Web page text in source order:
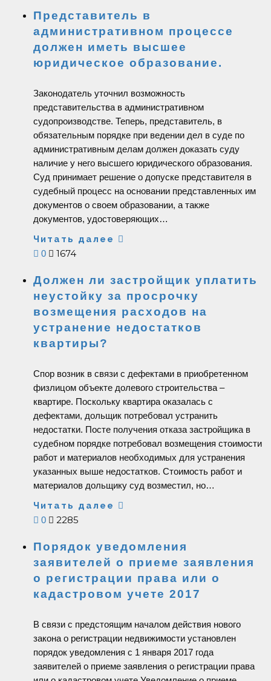
Представитель в
административном процессе
должен иметь высшее
юридическое образование.
Законодатель уточнил возможность
представительства в административном
судопроизводстве. Теперь, представитель, в
обязательным порядке при ведении дел в суде по
административным делам должен доказать суду
наличие у него высшего юридического образования.
Суд принимает решение о допуске представителя в
судебный процесс на основании представленных им
документов о своем образовании, а также
документов, удостоверяющих…
Читать далее
0 1674
Должен ли застройщик уплатить
неустойку за просрочку
возмещения расходов на
устранение недостатков
квартиры?
Спор возник в связи с дефектами в приобретенном
физлицом объекте долевого строительства –
квартире. Поскольку квартира оказалась с
дефектами, дольщик потребовал устранить
недостатки. Посте получения отказа застройщика в
судебном порядке потребовал возмещения стоимости
работ и материалов необходимых для устранения
указанных выше недостатков. Стоимость работ и
материалов дольщику суд возместил, но…
Читать далее
0 2285
Порядок уведомления
заявителей о приеме заявления
о регистрации права или о
кадастровом учете 2017
В связи с предстоящим началом действия нового
закона о регистрации недвижимости установлен
порядок уведомления с 1 января 2017 года
заявителей о приеме заявления о регистрации права